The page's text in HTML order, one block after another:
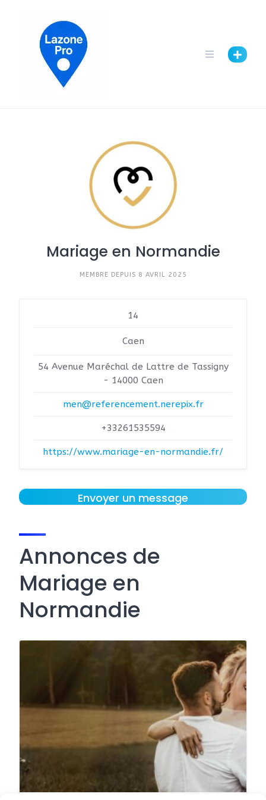
Mariage en Normandie
MEMBRE DEPUIS 8 AVRIL 2025
14
Caen
54 Avenue Maréchal de Lattre de Tassigny
- 14000 Caen
men@referencement.nerepix.fr
+33261535594
https://www.mariage-en-normandie.fr/
Envoyer un message
Annonces de
Mariage en
Normandie